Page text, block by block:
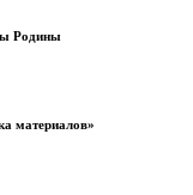
Родины
материалов»